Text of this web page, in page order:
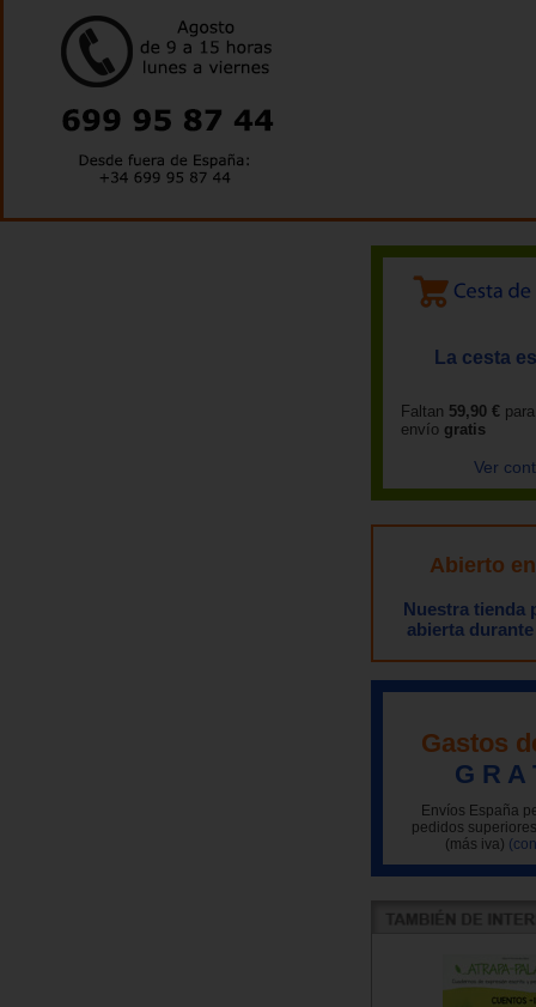
La cesta
Faltan 59,90 €
envío gratis
Ver
Abierto
Nuestra tienda
abierta
Gastos
G R A
Envíos España
pedidos
(más iva)